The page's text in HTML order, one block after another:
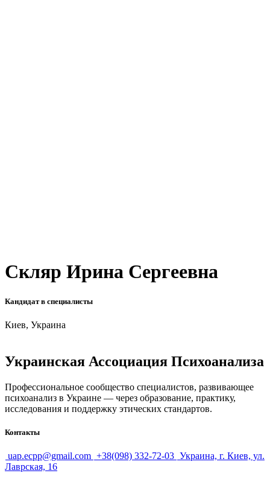
Скляр Ирина Сергеевна
Кандидат в специалисты
Киев, Украина
Украинская Ассоциация Психоанализа
Профессиональное сообщество специалистов, развивающее
психоанализ в Украине — через образование, практику,
исследования и поддержку этических стандартов.
Контакты
uap.ecpp@gmail.com +38(098) 332-72-03 Украина, г. Киев, ул.
Лаврская, 16